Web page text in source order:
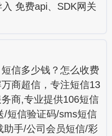
免费api、SDK网关
信多少钱？怎么收费
商超信，专注短信13
商,专业提供106短信
/短信验证码/sms短信
助手/公司会员短信/彩